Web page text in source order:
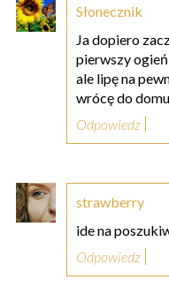
Słonecznik
Ja dopiero
pierwszy ogień
ale lipę na
wrócę do
Odpowiedz
strawberry
ide na
Odpowiedz